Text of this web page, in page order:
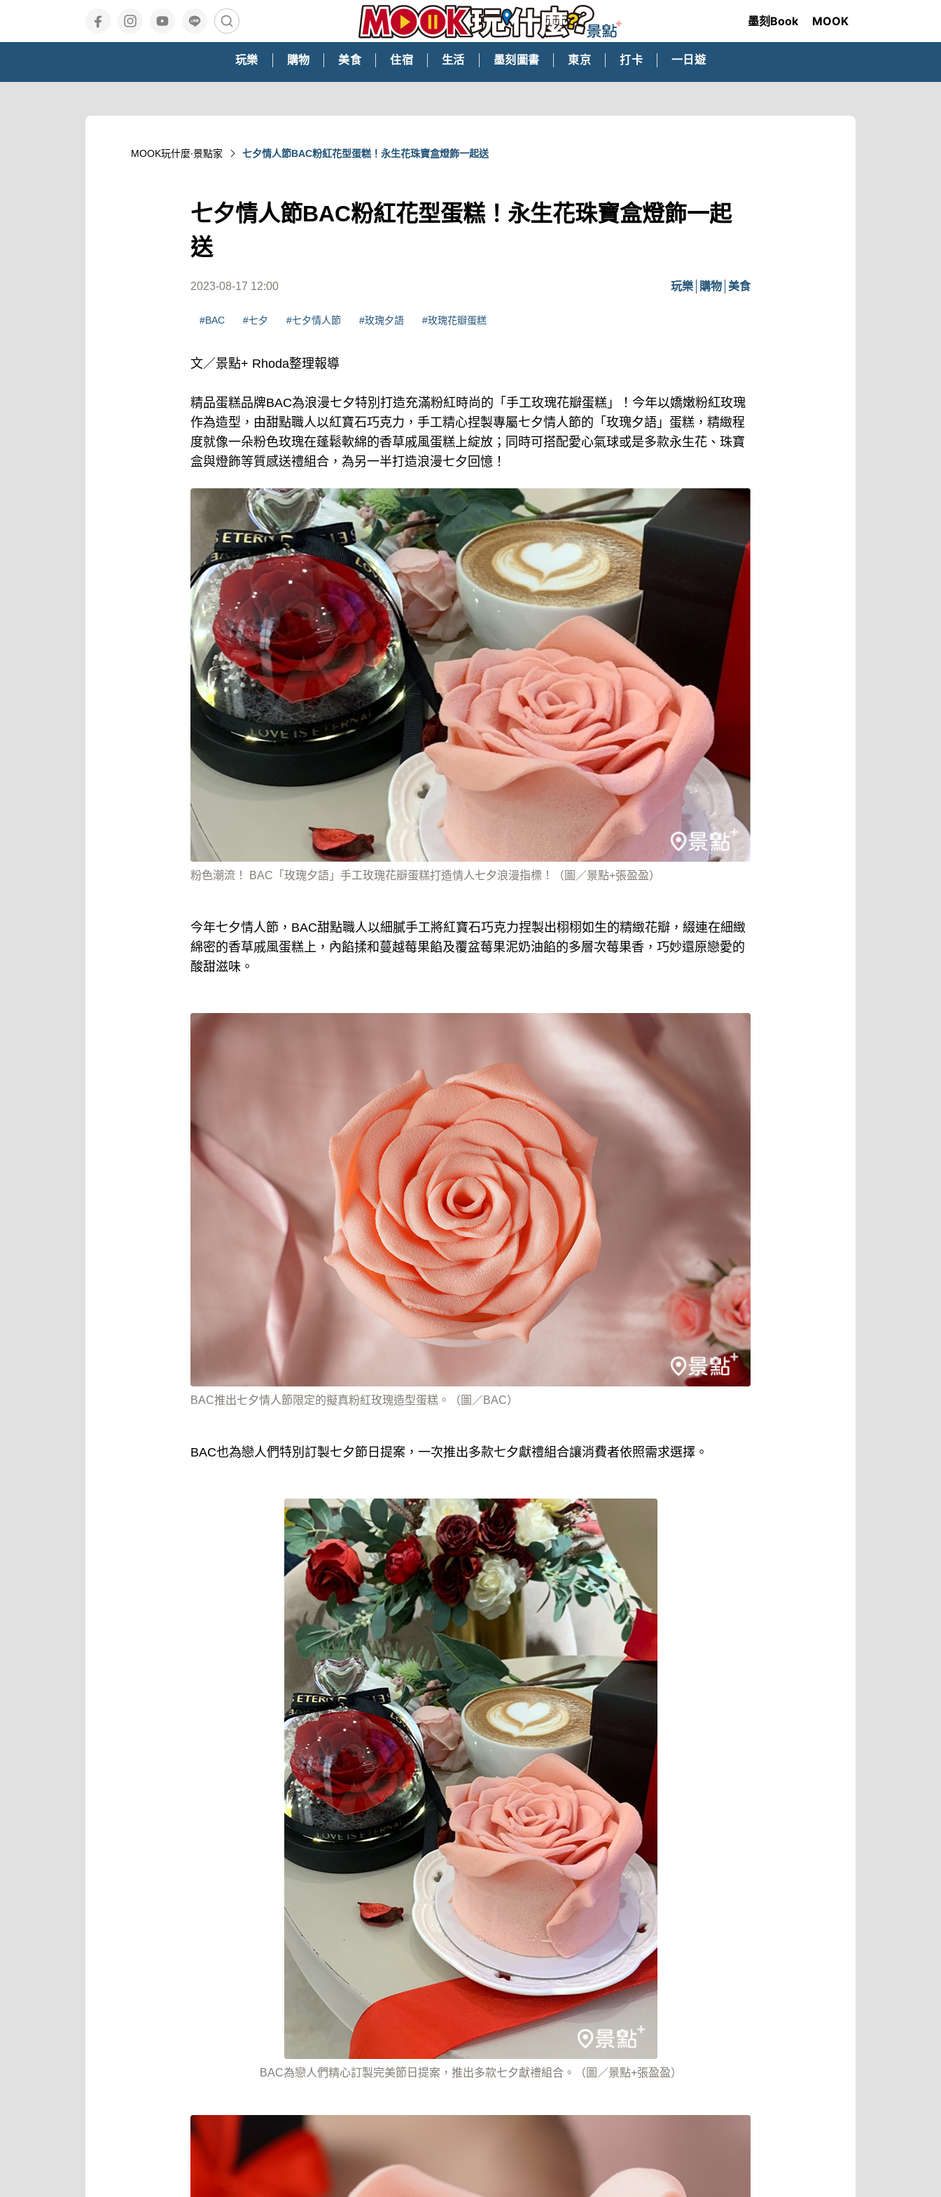
墨刻Book MOOK
玩樂 購物 美食 住宿 生活 墨刻圖書 東京 打卡 一日遊
MOOK玩什麼‧景點家 七夕情人節BAC粉紅花型蛋糕！永生花珠寶盒燈飾一起送
七夕情人節BAC粉紅花型蛋糕！永生花珠寶盒燈飾一起
送
2023-08-17 12:00 玩樂 購物 美食
#BAC #七夕 #七夕情人節 #玫瑰夕語 #玫瑰花瓣蛋糕
文／景點+ Rhoda整理報導
精品蛋糕品牌BAC為浪漫七夕特別打造充滿粉紅時尚的「手工玫瑰花瓣蛋糕」！今年以嬌嫩粉紅玫瑰
作為造型，由甜點職人以紅寶石巧克力，手工精心捏製專屬七夕情人節的「玫瑰夕語」蛋糕，精緻程
度就像一朵粉色玫瑰在蓬鬆軟綿的香草戚風蛋糕上綻放；同時可搭配愛心氣球或是多款永生花、珠寶
盒與燈飾等質感送禮組合，為另一半打造浪漫七夕回憶！
粉色潮流！ BAC「玫瑰夕語」手工玫瑰花瓣蛋糕打造情人七夕浪漫指標！（圖／景點+張盈盈）
今年七夕情人節，BAC甜點職人以細膩手工將紅寶石巧克力捏製出栩栩如生的精緻花瓣，綴連在細緻
綿密的香草戚風蛋糕上，內餡揉和蔓越莓果餡及覆盆莓果泥奶油餡的多層次莓果香，巧妙還原戀愛的
酸甜滋味。
BAC推出七夕情人節限定的擬真粉紅玫瑰造型蛋糕。（圖／BAC）
BAC也為戀人們特別訂製七夕節日提案，一次推出多款七夕獻禮組合讓消費者依照需求選擇。
BAC為戀人們精心訂製完美節日提案，推出多款七夕獻禮組合。（圖／景點+張盈盈）